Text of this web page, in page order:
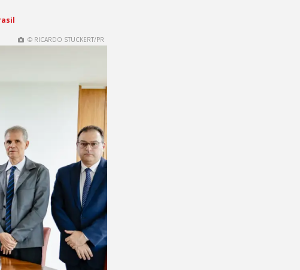
© RICARDO STUCKERT/PR